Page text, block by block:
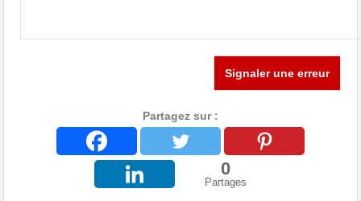
Signaler une erreur
Partagez sur :
0
Partages